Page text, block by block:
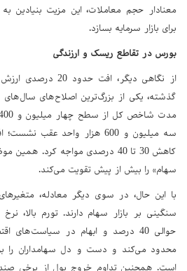
معنادار حجم معاملات، این مزیت بنیادین به
برای بازار سرمایه بسازد.
بورس در تقاطع ریسک و ارزندگی
از نگاهی دیگر، افت
گذشته، یکی از بزرگ‌ترین اصلاح‌های
سه میلیون و 600 هزار واحد عقب
کاهش 30 تا 40 درصدی مواجه کرد.
سهام» را بیش از پیش تقویت می‌کند.
با این حال، در سوی دیگر معادله،
سنگینی بر بازار سهام دارند. تورم بالا،
حوالی 40 درصد و ابهام در
محدود می‌کند و دست و دل سهامداران را
است. همچنین تداوم خروج پول از برخی